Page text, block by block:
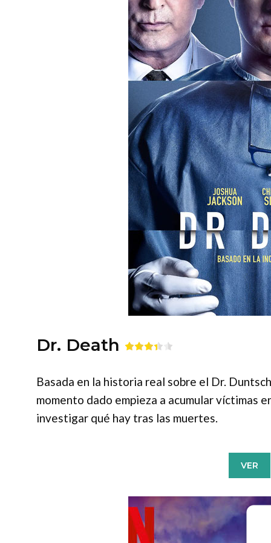
Dr. Death
Basada en la historia real sobre el Dr.
momento dado empieza a acumular víctimas
investigar qué hay tras las muertes.
VER